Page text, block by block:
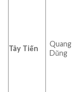
Tây Tiến
Quang
Dũng